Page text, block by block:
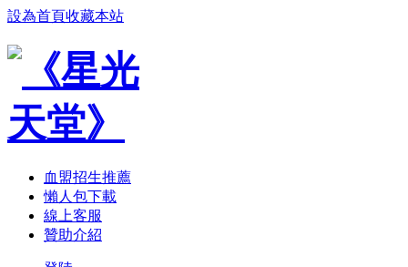
設為首頁收藏本站
血盟招生推薦
懶人包下載
線上客服
贊助介紹